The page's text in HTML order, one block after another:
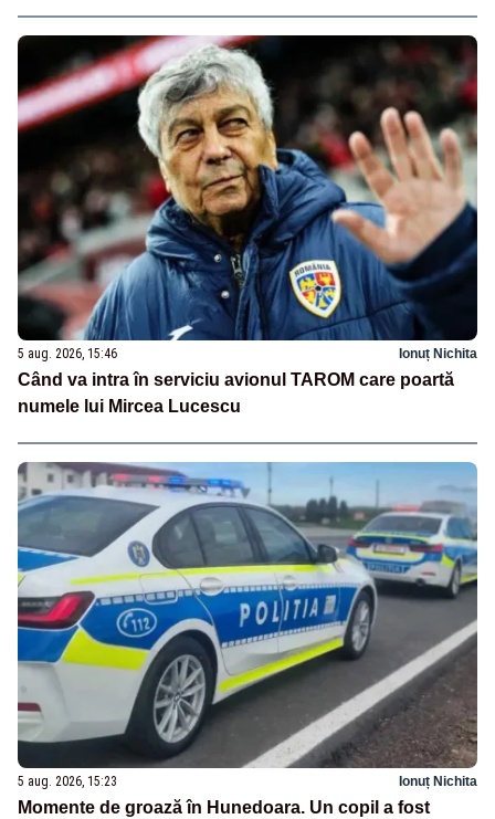
5 aug. 2026, 15:46 Ionuț Nichita
Când va intra în serviciu avionul TAROM care poartă
numele lui Mircea Lucescu
5 aug. 2026, 15:23 Ionuț Nichita
Momente de groază în Hunedoara. Un copil a fost